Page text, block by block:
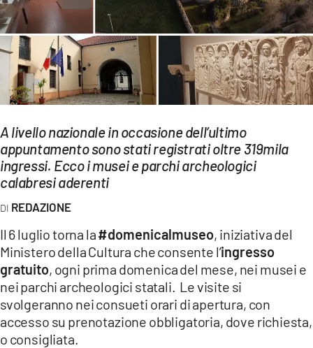
EVENTI
SPORT
Streaming
LAC TV
LAC NETWORK
LAC ONAIR
LaC
Network
LACPLAY.IT
LACTV.IT
LACONAIR.IT
LACITYMAG.IT
A livello nazionale in occasione dell’ultimo
appuntamento sono stati registrati oltre 319mila
ingressi. Ecco i musei e parchi archeologici
calabresi aderenti
REDAZIONE
Il 6 luglio torna la#domenicalmuseo, iniziativa del
Ministero della Cultura che consente l’ingresso
gratuito, ogni prima domenica del mese, nei musei e
nei parchi archeologici statali. Le visite si
svolgeranno nei consueti orari di apertura, con
accesso su prenotazione obbligatoria, dove richiesta,
o consigliata.